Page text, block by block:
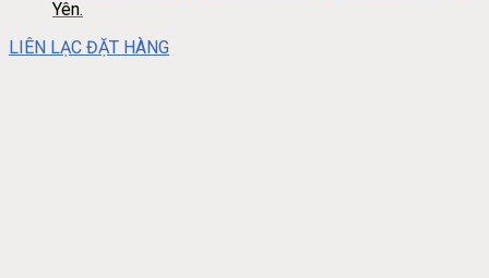
Yên.
LIÊN LẠC ĐẶT HÀNG